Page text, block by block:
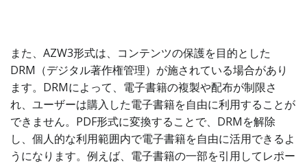
また、AZW3形式は、コンテンツの保護を目的とした
DRM（デジタル著作権管理）が施されている場合があり
ます。DRMによって、電子書籍の複製や配布が制限さ
れ、ユーザーは購入した電子書籍を自由に利用することが
できません。PDF形式に変換することで、DRMを解除
し、個人的な利用範囲内で電子書籍を自由に活用できるよ
うになります。例えば、電子書籍の一部を引用してレポー